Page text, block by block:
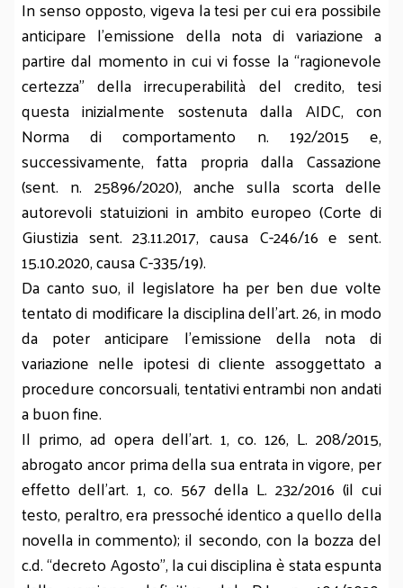
In senso opposto, vigeva la tesi per cui era possibile
anticipare l’emissione della nota di variazione a
partire dal momento in cui vi fosse la “ragionevole
certezza” della irrecuperabilità del credito, tesi
questa inizialmente sostenuta dalla AIDC, con
Norma di comportamento n. 192/2015 e,
successivamente, fatta propria dalla Cassazione
(sent. n. 25896/2020), anche sulla scorta delle
autorevoli statuizioni in ambito europeo (Corte di
Giustizia sent. 23.11.2017, causa C-246/16 e sent.
15.10.2020, causa C-335/19).
Da canto suo, il legislatore ha per ben due volte
tentato di modificare la disciplina dell’art. 26, in modo
da poter anticipare l’emissione della nota di
variazione nelle ipotesi di cliente assoggettato a
procedure concorsuali, tentativi entrambi non andati
a buon fine.
Il primo, ad opera dell’art. 1, co. 126, L. 208/2015,
abrogato ancor prima della sua entrata in vigore, per
effetto dell’art. 1, co. 567 della L. 232/2016 (il cui
testo, peraltro, era pressoché identico a quello della
novella in commento); il secondo, con la bozza del
c.d. “decreto Agosto”, la cui disciplina è stata espunta